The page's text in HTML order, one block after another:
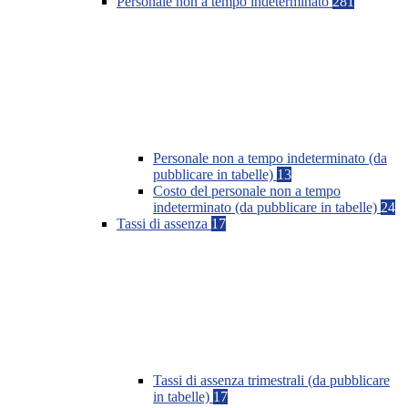
Personale non a tempo indeterminato (da
pubblicare in tabelle) 13
Costo del personale non a tempo
indeterminato (da pubblicare in tabelle) 24
Tassi di assenza 17
Tassi di assenza trimestrali (da pubblicare
in tabelle) 17